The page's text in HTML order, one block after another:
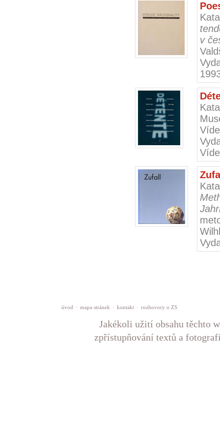
v
úvod · mapa stránek · kontakt · rozhovory o ZS
Jakékoli užití obsahu těchto
zpřístupňování textů a